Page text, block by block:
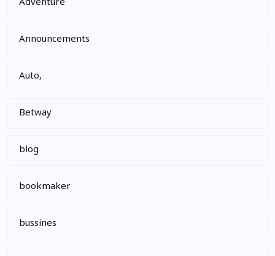
Adventure
Announcements
Auto,
Betway
blog
bookmaker
bussines